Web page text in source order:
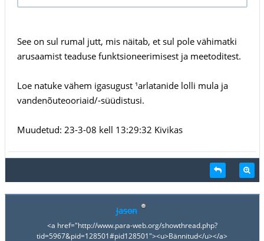
See on sul rumal jutt, mis näitab, et sul pole vähimatki
arusaamist teaduse funktsioneerimisest ja meetoditest.
Loe natuke vähem igasugust ¹arlatanide lolli mula ja
vandenõuteooriaid/-süüdistusi.
Muudetud: 23-3-08 kell 13:29:32 Kivikas
Jason
<a href="http://www.para-web.org/showthread.php?
tid=5967&pid=128501#pid128501"><u>Bännitud</u></a>